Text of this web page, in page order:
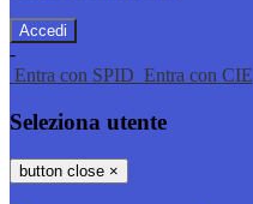
-
Entra con SPID Entra con CIE
Seleziona utente
button close ×